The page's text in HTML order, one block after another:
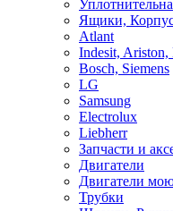
Ящики,
Atlant
Indesit,
Bosch, Siemens
LG
Samsung
Electrolux
Liebherr
Запчасти и
Двигатели
Двигатели
Трубки